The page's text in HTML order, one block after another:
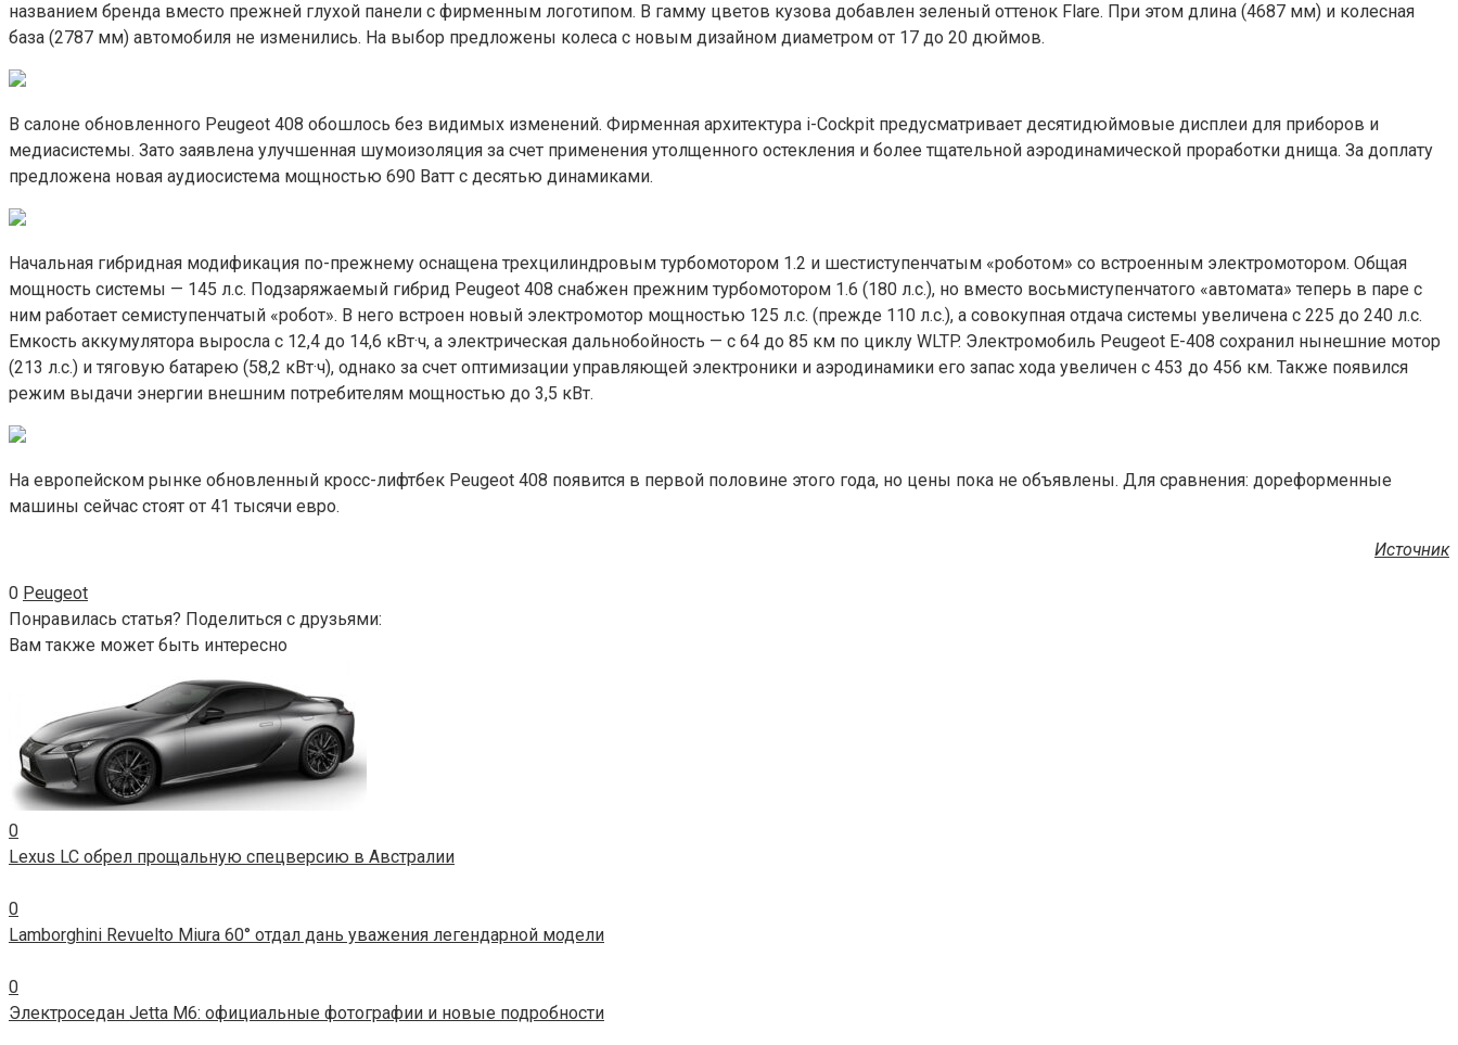
названием бренда вместо прежней глухой панели с фирменным логотипом. В гамму цветов кузова добавлен зеленый оттенок Flare. При этом длина (4687 мм) и колесная
база (2787 мм) автомобиля не изменились. На выбор предложены колеса с новым дизайном диаметром от 17 до 20 дюймов.
В салоне обновленного Peugeot 408 обошлось без видимых изменений. Фирменная архитектура i-Cockpit предусматривает десятидюймовые дисплеи для приборов и
медиасистемы. Зато заявлена улучшенная шумоизоляция за счет применения утолщенного остекления и более тщательной аэродинамической проработки днища. За доплату
предложена новая аудиосистема мощностью 690 Ватт с десятью динамиками.
Начальная гибридная модификация по-прежнему оснащена трехцилиндровым турбомотором 1.2 и шестиступенчатым «роботом» со встроенным электромотором. Общая
мощность системы — 145 л.с. Подзаряжаемый гибрид Peugeot 408 снабжен прежним турбомотором 1.6 (180 л.с.), но вместо восьмиступенчатого «автомата» теперь в паре с
ним работает семиступенчатый «робот». В него встроен новый электромотор мощностью 125 л.с. (прежде 110 л.с.), а совокупная отдача системы увеличена с 225 до 240 л.с.
Емкость аккумулятора выросла с 12,4 до 14,6 кВт·ч, а электрическая дальнобойность — с 64 до 85 км по циклу WLTP. Электромобиль Peugeot E-408 сохранил нынешние мотор
(213 л.с.) и тяговую батарею (58,2 кВт·ч), однако за счет оптимизации управляющей электроники и аэродинамики его запас хода увеличен с 453 до 456 км. Также появился
режим выдачи энергии внешним потребителям мощностью до 3,5 кВт.
На европейском рынке обновленный кросс-лифтбек Peugeot 408 появится в первой половине этого года, но цены пока не объявлены. Для сравнения: дореформенные
машины сейчас стоят от 41 тысячи евро.
Источник
0 Peugeot
Понравилась статья? Поделиться с друзьями:
Вам также может быть интересно
0
Lexus LC обрел прощальную спецверсию в Австралии
0
Lamborghini Revuelto Miura 60° отдал дань уважения легендарной модели
0
Электроседан Jetta M6: официальные фотографии и новые подробности